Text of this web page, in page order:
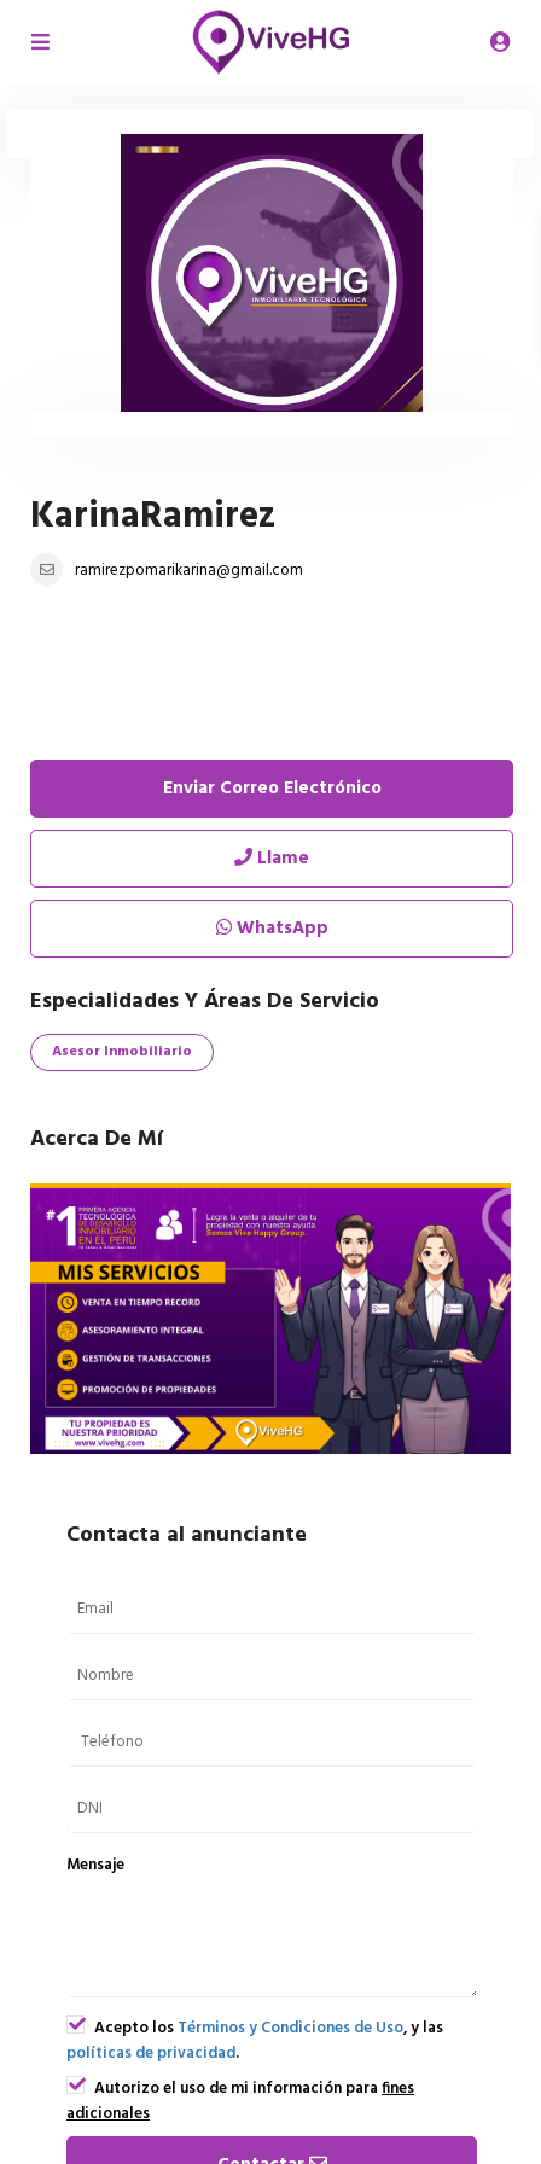
KarinaRamirez
ramirezpomarikarina@gmail.com
Enviar Correo Electrónico
Llame
WhatsApp
Especialidades Y Áreas De Servicio
Asesor Inmobiliario
Acerca De Mí
Contacta al anunciante
Mensaje
Acepto losTérminos y Condiciones de Uso, y las
políticas de privacidad.
Autorizo el uso de mi información parafines
adicionales